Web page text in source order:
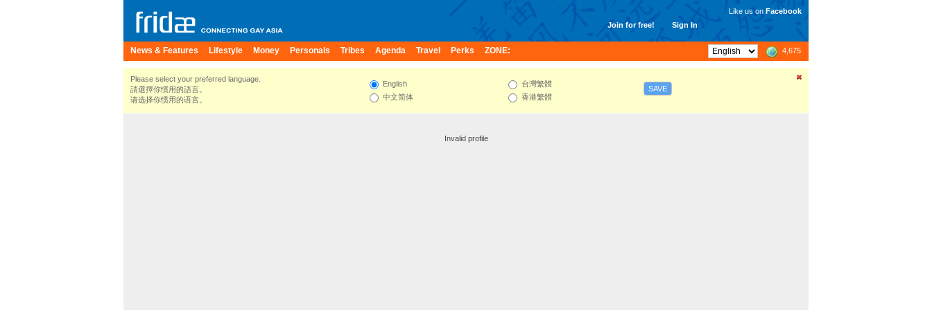
Join for free! Sign In
Like us on Facebook
News & Features Lifestyle Money Personals Tribes Agenda Travel Perks ZONE: 4,675
Please select your preferred language.
請選擇你慣用的語言。
请选择你惯用的语言。
English
中文简体
台灣繁體
香港繁體
SAVE
Invalid profile